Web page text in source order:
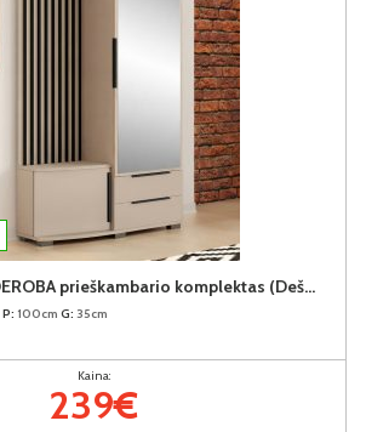
TORINO-II GARDEROBA prieškambario komplektas (Dešininis)
P: 100cm G: 35cm
Kaina:
239€